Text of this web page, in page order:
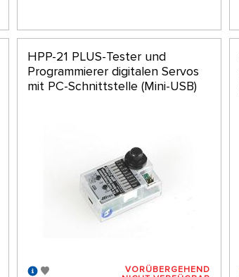
HPP-21 PLUS-Tester und
Programmierer digitalen Servos
mit PC-Schnittstelle (Mini-USB)
VORÜBERGEHEND